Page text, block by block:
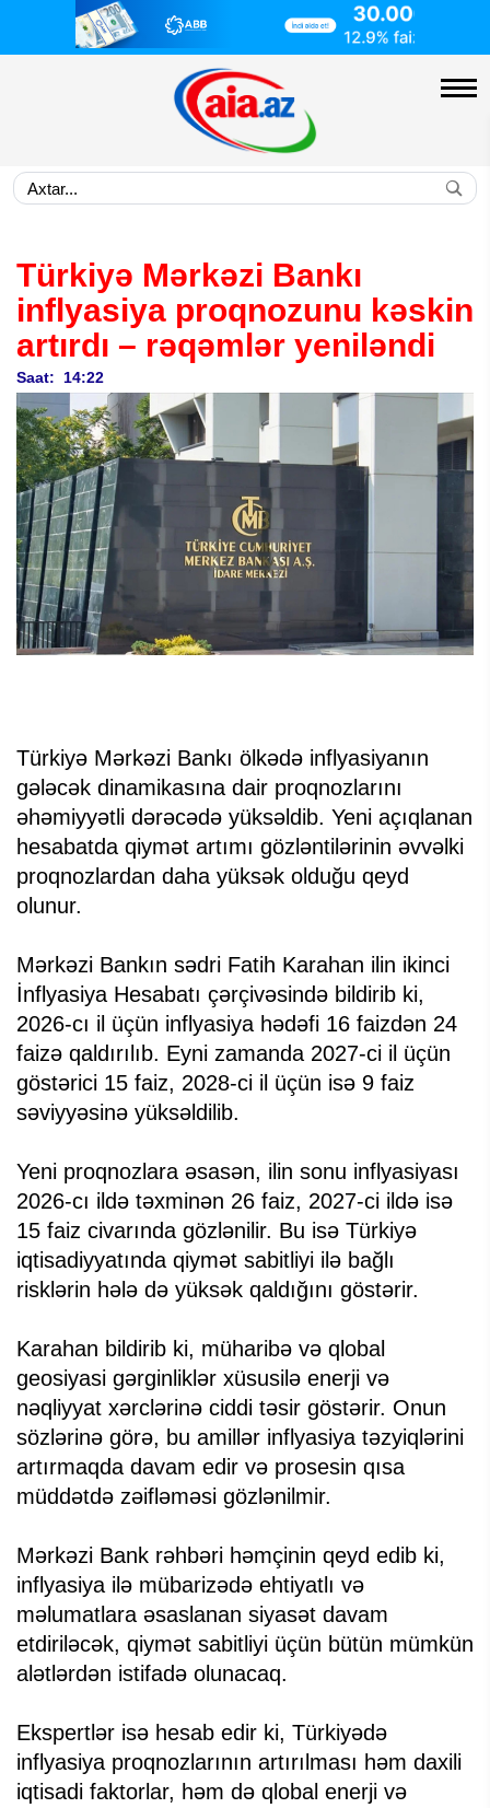
Türkiyə Mərkəzi Bankı
inflyasiya proqnozunu kəskin
artırdı – rəqəmlər yeniləndi
Saat: 14:22
Türkiyə Mərkəzi Bankı ölkədə inflyasiyanın
gələcək dinamikasına dair proqnozlarını
əhəmiyyətli dərəcədə yüksəldib. Yeni açıqlanan
hesabatda qiymət artımı gözləntilərinin əvvəlki
proqnozlardan daha yüksək olduğu qeyd
olunur.
Mərkəzi Bankın sədri Fatih Karahan ilin ikinci
İnflyasiya Hesabatı çərçivəsində bildirib ki,
2026-cı il üçün inflyasiya hədəfi 16 faizdən 24
faizə qaldırılıb. Eyni zamanda 2027-ci il üçün
göstərici 15 faiz, 2028-ci il üçün isə 9 faiz
səviyyəsinə yüksəldilib.
Yeni proqnozlara əsasən, ilin sonu inflyasiyası
2026-cı ildə təxminən 26 faiz, 2027-ci ildə isə
15 faiz civarında gözlənilir. Bu isə Türkiyə
iqtisadiyyatında qiymət sabitliyi ilə bağlı
risklərin hələ də yüksək qaldığını göstərir.
Karahan bildirib ki, müharibə və qlobal
geosiyasi gərginliklər xüsusilə enerji və
nəqliyyat xərclərinə ciddi təsir göstərir. Onun
sözlərinə görə, bu amillər inflyasiya təzyiqlərini
artırmaqda davam edir və prosesin qısa
müddətdə zəifləməsi gözlənilmir.
Mərkəzi Bank rəhbəri həmçinin qeyd edib ki,
inflyasiya ilə mübarizədə ehtiyatlı və
məlumatlara əsaslanan siyasət davam
etdiriləcək, qiymət sabitliyi üçün bütün mümkün
alətlərdən istifadə olunacaq.
Ekspertlər isə hesab edir ki, Türkiyədə
inflyasiya proqnozlarının artırılması həm daxili
iqtisadi faktorlar, həm də qlobal enerji və